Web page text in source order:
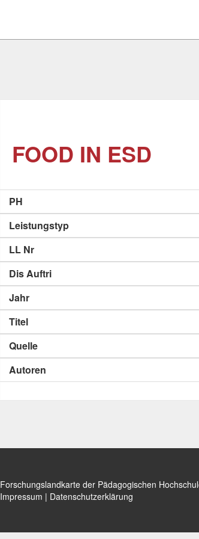
FOOD IN ESD
PH
Leistungstyp
LL Nr
Dis Auftri
Jahr
Titel
Quelle
Autoren
Forschungslandkarte der Pädagogischen
Impressum | Datenschutzerklärung